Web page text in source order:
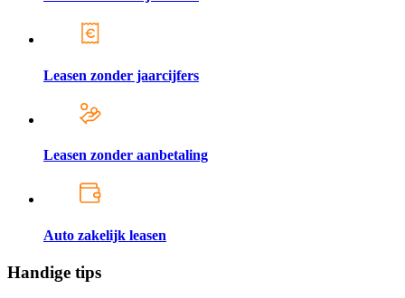
Leasen zonder jaarcijfers
Leasen zonder aanbetaling
Auto zakelijk leasen
Handige tips